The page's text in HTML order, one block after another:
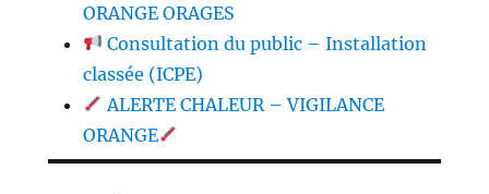
ORANGE ORAGES
Consultation du public – Installation
classée (ICPE)
ALERTE CHALEUR – VIGILANCE
ORANGE